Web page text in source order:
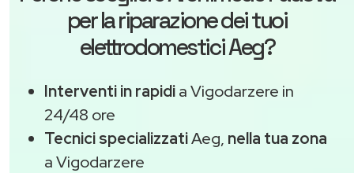
per la riparazione dei tuoi
elettrodomestici Aeg?
Interventi in rapidia Vigodarzere in
24/48 ore
Tecnici specializzatiAeg, nella tua zona
a Vigodarzere